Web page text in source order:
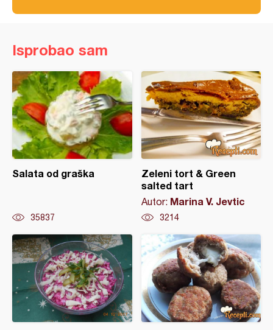
Isprobao sam
Salata od graška
35837
Zeleni tort & Green
salted tart
Autor: Marina V. Jevtic
3214